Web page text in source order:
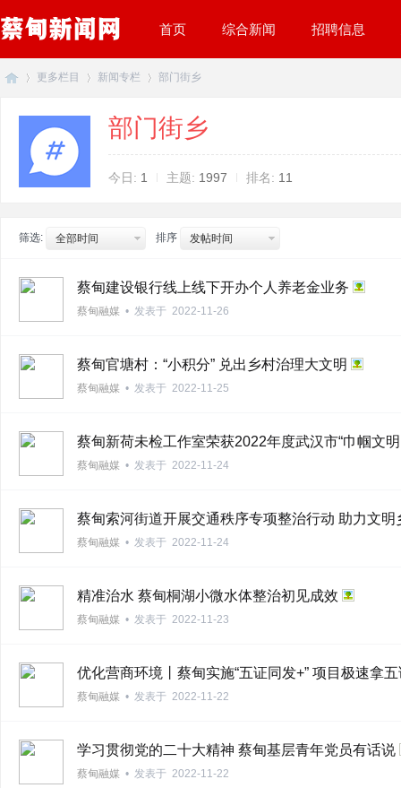
首页 综合新闻 招聘信息
更多栏目 新闻专栏
›
部门街乡
部门街乡
今日: 1 主题: 1997 排名: 11
筛选: 全部时间 排序 发帖时间
蔡甸建设银行线上线下开办个人养老金业务
蔡甸融媒 • 发表于 2022-11-26
蔡甸官塘村：“小积分” 兑出乡村治理大文明
蔡甸融媒 • 发表于 2022-11-25
蔡甸新荷未检工作室荣获2022年度武汉市“巾帼文明
蔡甸融媒 • 发表于 2022-11-24
蔡甸索河街道开展交通秩序专项整治行动 助力文明
蔡甸融媒 • 发表于 2022-11-24
精准治水 蔡甸桐湖小微水体整治初见成效
蔡甸融媒 • 发表于 2022-11-23
优化营商环境丨蔡甸实施“五证同发+” 项目极速拿
蔡甸融媒 • 发表于 2022-11-22
学习贯彻党的二十大精神 蔡甸基层青年党员有话说
蔡甸融媒 • 发表于 2022-11-22